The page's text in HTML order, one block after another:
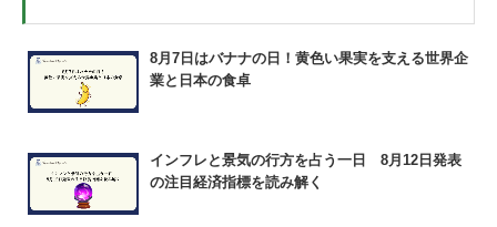
8月7日はバナナの日！黄色い果実を支える世界企
業と日本の食卓
インフレと景気の行方を占う一日 8月12日発表
の注目経済指標を読み解く